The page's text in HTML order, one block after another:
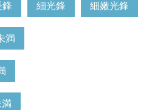
鋒 細光鋒 細嫩光鋒
満